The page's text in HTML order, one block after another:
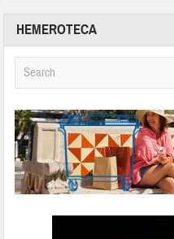
HEMEROTECA